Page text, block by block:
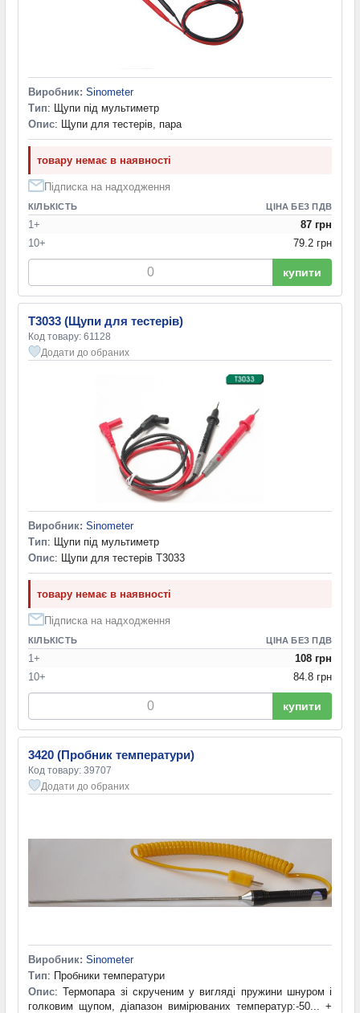
Виробник: Sinometer
Тип: Щупи під мультиметр
Опис: Щупи для тестерів, пара
товару немає в наявності
Підписка на надходження
КІЛЬКІСТЬ ЦІНА БЕЗ ПДВ
1+
87 грн
10+
79.2 грн
купити
T3033 (Щупи для тестерів)
Код товару: 61128
Додати до обраних
Виробник: Sinometer
Тип: Щупи під мультиметр
Опис: Щупи для тестерів T3033
товару немає в наявності
Підписка на надходження
КІЛЬКІСТЬ ЦІНА БЕЗ ПДВ
1+
108 грн
10+
84.8 грн
купити
3420 (Пробник температури)
Код товару: 39707
Додати до обраних
Виробник: Sinometer
Тип: Пробники температури
Опис: Термопара зі скрученим у вигляді пружини шнуром і
голковим щупом, діапазон вимірюваних температур:-50... +